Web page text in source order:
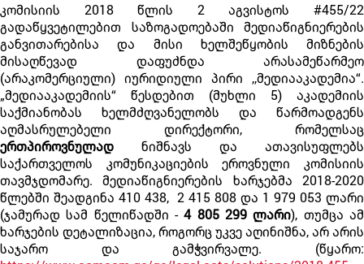
კომისიის 2018 წლის 2 აგვისტოს #455/22
გადაწყვეტილებით საზოგადოებაში მედიაწიგნიერების
განვითარებისა და მისი ხელშეწყობის მიზნების
მისაღწევად დაფუძნდა არასამეწარმეო
(არაკომერციული) იურიდიული პირი ,,მედიააკადემია“.
„მედიააკადემიის“ წესდებით (მუხლი 5) აკადემიის
საქმიანობას ხელმძღვანელობს და წარმოადგენს
აღმასრულებელი დირექტორი, რომელსაც
ერთპიროვნულად ნიშნავს და ათავისუფლებს
საქართველოს კომუნიკაციების ეროვნული კომისიის
თავმჯდომარე. მედიაწიგნიერების ხარჯებმა 2018-2020
წლებში შეადგინა 410 438, 2 415 808 და 1 979 053 ლარი
(ჯამურად სამ წელიწადში -4 805 299 ლარი), თუმცა ამ
ხარჯების დეტალიზაცია, როგორც უკვე აღინიშნა, არ არის
საჯარო და გამჭვირვალე. (წყარო: